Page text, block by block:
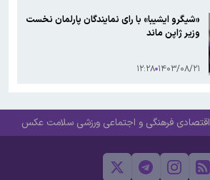
«شیگرو ایشیبا» با رای نمایندگان پارلمان نخست
وزیر ژاپن ماند
۱۴۰۳/۰۸/۲۱ ۱۲:۲۸
اقتصادی فرهنگی و اجتماعی ورزشی سلامت عکس